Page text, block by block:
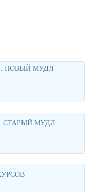
НОВЫЙ МУДЛ
СТАРЫЙ МУДЛ